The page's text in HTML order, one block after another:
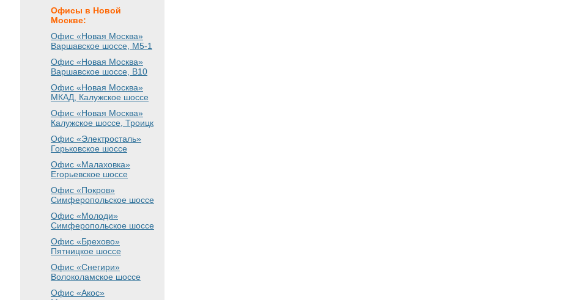
Офисы в Новой
Москве:
Офис «Новая Москва»
Варшавское шоссе , М5-1
Офис «Новая Москва»
Варшавское шоссе , B10
Офис «Новая Москва»
МКАД, Калужское шоссе
Офис «Новая Москва»
Калужское шоссе, Троицк
Офис «Электросталь»
Горьковское шоссе
Офис «Малаховка»
Егорьевское шоссе
Офис «Покров»
Симферопольское шоссе
Офис «Молоди»
Симферопольское шоссе
Офис «Брехово»
Пятницкое шоссе
Офис «Снегири»
Волоколамское шоссе
Офис «Акос»